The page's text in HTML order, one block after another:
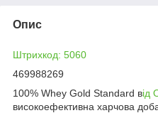
Опис
Штрихкод: 5060
469988269
100% Whey Gold Standard від
високоефективна харчова